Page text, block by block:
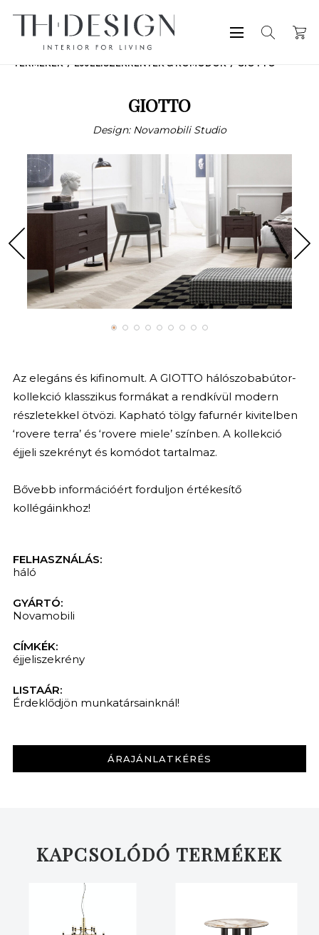
TERMÉKEK ÉJJELISZEKRÉNYEK & KOMÓDOK GIOTTO
GIOTTO
Design: Novamobili Studio
Az elegáns és kifinomult. A GIOTTO hálószobabútor-
kollekció klasszikus formákat a rendkívül modern
részletekkel ötvözi. Kapható tölgy fafurnér kivitelben
‘rovere terra’ és ‘rovere miele’ színben. A kollekció
éjjeli szekrényt és komódot tartalmaz.
Bővebb információért forduljon értékesítő
kollégáinkhoz!
FELHASZNÁLÁS:
háló
GYÁRTÓ:
Novamobili
CÍMKÉK:
éjjeliszekrény
LISTAÁR:
Érdeklődjön munkatársainknál!
ÁRAJÁNLATKÉRÉS
KAPCSOLÓDÓ TERMÉKEK